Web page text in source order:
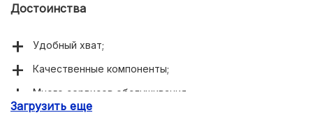
Достоинства
Удобный хват;
Качественные компоненты;
Много сервисов обслуживания;
Быстрое охлаждение.
Загрузить еще